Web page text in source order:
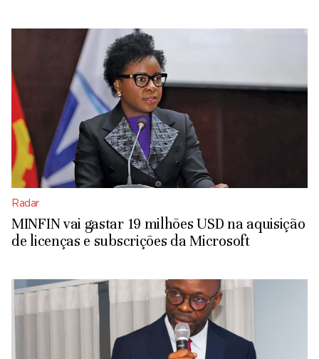
Radar
MINFIN vai gastar 19 milhões USD na aquisição
de licenças e subscrições da Microsoft